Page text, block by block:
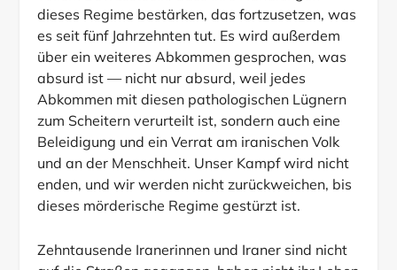
dieses Regime bestärken, das fortzusetzen, was
es seit fünf Jahrzehnten tut. Es wird außerdem
über ein weiteres Abkommen gesprochen, was
absurd ist — nicht nur absurd, weil jedes
Abkommen mit diesen pathologischen Lügnern
zum Scheitern verurteilt ist, sondern auch eine
Beleidigung und ein Verrat am iranischen Volk
und an der Menschheit. Unser Kampf wird nicht
enden, und wir werden nicht zurückweichen, bis
dieses mörderische Regime gestürzt ist.
Zehntausende Iranerinnen und Iraner sind nicht